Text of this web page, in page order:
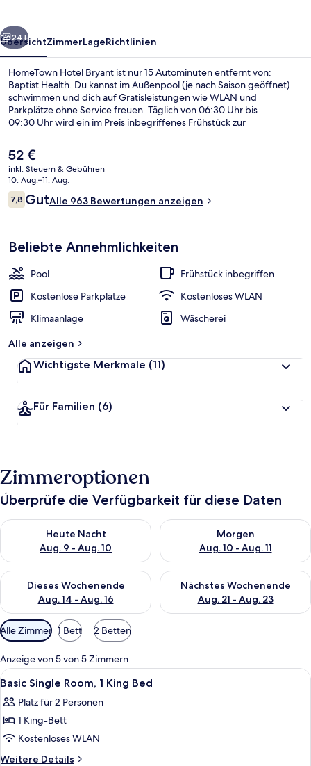
Weiter
24+
ÜbersichtZimmerLageRichtlinien
HomeTown Hotel Bryant ist nur 15 Autominuten entfernt von:
Baptist Health. Du kannst im Außenpool (je nach Saison geöffnet)
schwimmen und dich auf Gratisleistungen wie WLAN und
Parkplätze ohne Service freuen. Täglich von 06:30 Uhr bis
09:30 Uhr wird ein im Preis inbegriffenes Frühstück zur
Der
aktuelle
Preis
beträgt
52 €.
52 €
inkl. Steuern & Gebühren
10. Aug.–11. Aug.
Bewertungen
7,87,8 von 10.
GutAlle 963 Bewertungen anzeigen
Beliebte Annehmlichkeiten
Pool
Frühstück inbegriffen
Kostenlose Parkplätze
Kostenloses WLAN
Klimaanlage
Wäscherei
Alle anzeigen
Wichtigste Merkmale (11)
Für Familien (6)
Zimmeroptionen
Überprüfe die Verfügbarkeit für diese Daten
Heute Nacht
Aug. 9 - Aug. 10
Überprüfe die Verfügbarkeit für heute Nacht, Aug. 9 - Aug.
Morgen
Aug. 10 - Aug. 11
Überprüfe die Verfügbarkeit
Dieses Wochenende
Aug. 14 - Aug. 16
Überprüfe die Verfügbarkeit für dieses Wochenende, Aug. 14
Nächstes Wochenende
Aug. 21 - Aug. 23
Überprüfe die Verfügbarkeit
Verfügbare
Filter
für
Zimmer
Alle Zimmer 1 Bett 2 Betten
Anzeige von 5 von 5 Zimmern
Alle
Fotos
für
Basic
Single
Room,
Ein Hotelzimmer mit einem Bett,
4
Basic Single Room, 1 King Bed
Platz für 2 Personen
1 King-Bett
Kostenloses WLAN
Weitere Details
Weitere